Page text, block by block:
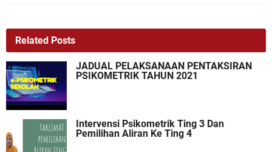
Related Posts
JADUAL PELAKSANAAN PENTAKSIRAN
PSIKOMETRIK TAHUN 2021
Intervensi Psikometrik Ting 3 Dan
Pemilihan Aliran Ke Ting 4